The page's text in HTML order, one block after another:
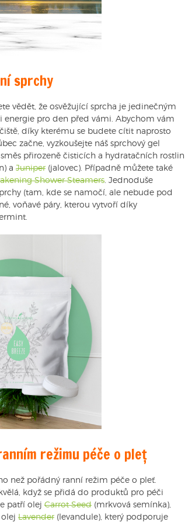
sprchy
vědět, že osvěžující sprcha je jedinečným
energie pro den před vámi. Abychom vám
díky kterému se budete cítit naprosto
začne, vyzkoušejte náš sprchový gel
přirozeně čisticích a hydratačních rostlin
a Juniper (jalovec). Případně můžete také
Shower Steamers . Jednoduše
(tam, kde se namočí, ale nebude pod
voňavé páry, kterou vytvoří díky
režimu péče o pleť
než pořádný ranní režim péče o pleť.
když se přidá do produktů pro péči
patří olej Carrot Seed (mrkvová semínka),
Lavender (levandule), který podporuje